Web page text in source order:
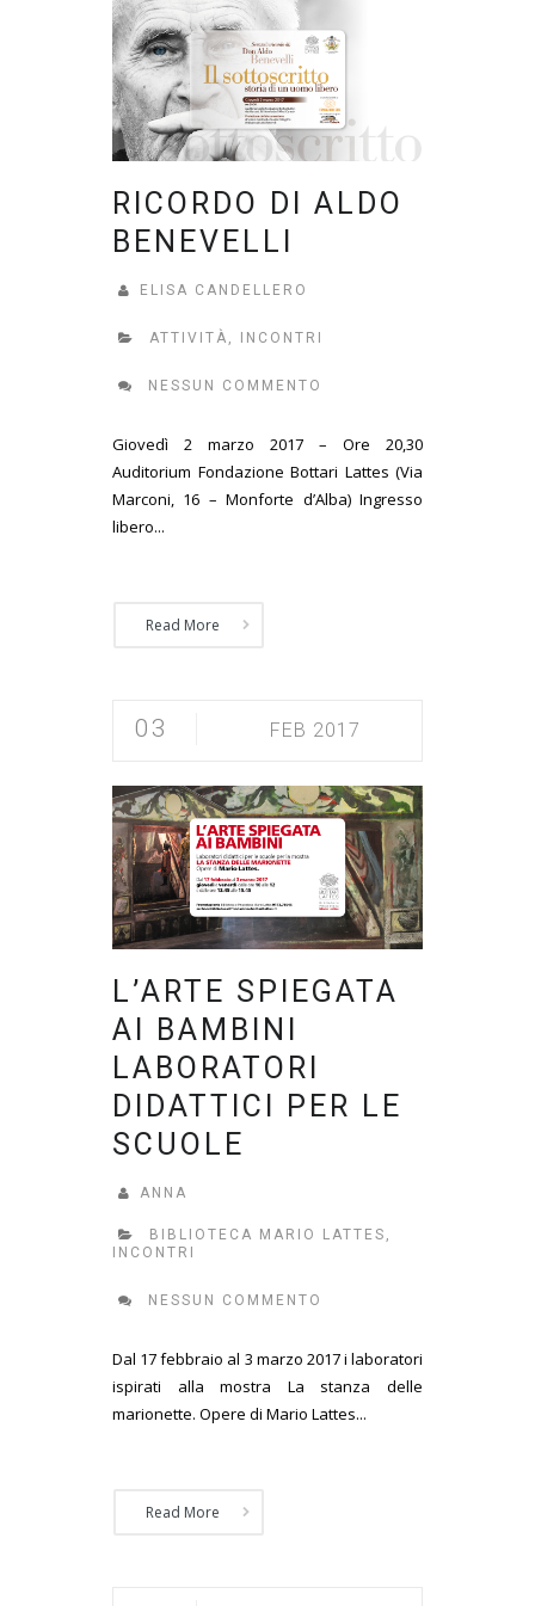
RICORDO DI ALDO
BENEVELLI
ELISA CANDELLERO
ATTIVITÀ , INCONTRI
NESSUN COMMENTO
Giovedì 2 marzo 2017 – Ore 20,30
Auditorium Fondazione Bottari Lattes (Via
Marconi, 16 – Monforte d’Alba) Ingresso
libero...
Read More
03 FEB 2017
L’ARTE SPIEGATA
AI BAMBINI
LABORATORI
DIDATTICI PER LE
SCUOLE
ANNA
BIBLIOTECA MARIO LATTES
INCONTRI
NESSUN COMMENTO
Dal 17 febbraio al 3 marzo 2017 i laboratori
ispirati alla mostra La stanza delle
marionette. Opere di Mario Lattes...
Read More